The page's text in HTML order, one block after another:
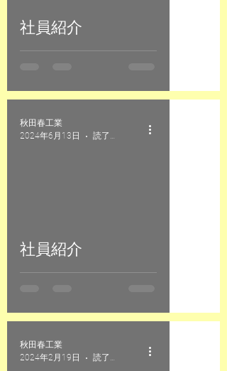
社員紹介
社員紹介
秋田春工業
2024年6月13日
読了時間: 1分
秋田春工業
2024年2月19日
読了時間: 1分